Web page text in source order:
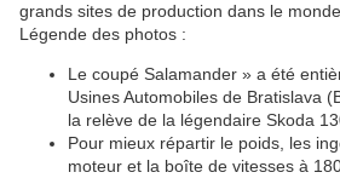
grands sites de production dans le monde.
Légende des photos :
Le coupé Salamander » a été
Usines Automobiles de Bratislava
la relève de la légendaire Skoda
Pour mieux répartir le poids, les
moteur et la boîte de vitesses à